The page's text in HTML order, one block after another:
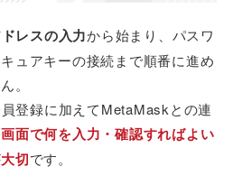
レスの入力から始まり、パスワ
ュアキーの接続まで順番に進め
。
登録に加えてMetaMaskとの連
面で何を入力・確認すればよい
切です。